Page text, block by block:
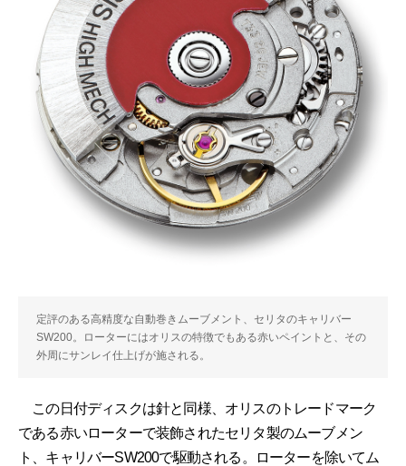
定評のある高精度な自動巻きムーブメント、セリタのキャリバー
SW200。ローターにはオリスの特徴でもある赤いペイントと、その
外周にサンレイ仕上げが施される。
この日付ディスクは針と同様、オリスのトレードマーク
である赤いローターで装飾されたセリタ製のムーブメン
ト、キャリバーSW200で駆動される。ローターを除いてム